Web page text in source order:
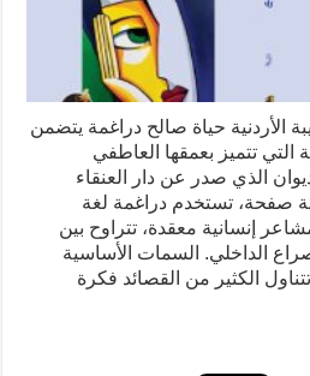
الأردنية حياة صالح دراغمة يتضمن
التي تتميز بعمقها العاطفي
الذي صدر عن دار العنقاء
صفحة، تستخدم دراغمة لغة
إنسانية معقدة، تتراوح بين
الداخلي. السمات الأساسية
الكثير من القصائد فكرة